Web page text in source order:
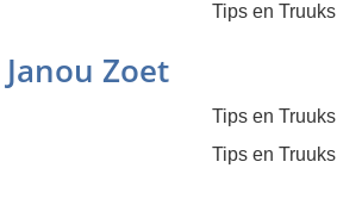
Tips en Truuks
Zoet
Tips en Truuks
Tips en Truuks